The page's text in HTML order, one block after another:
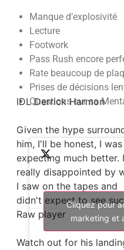
Manque d’explosivité
Lecture
Footwork
Pass Rush encore
Rate beaucoup de
Prises de décisions
Questions sur sa
IDL Derrick Harmon
Given the hype
him, I'll be honest, I was
expecting much better.
really disappointed by
I saw on the tapes and
didn't expect to see
Raw player
Watch out for his
Cliquez pour
marketing et